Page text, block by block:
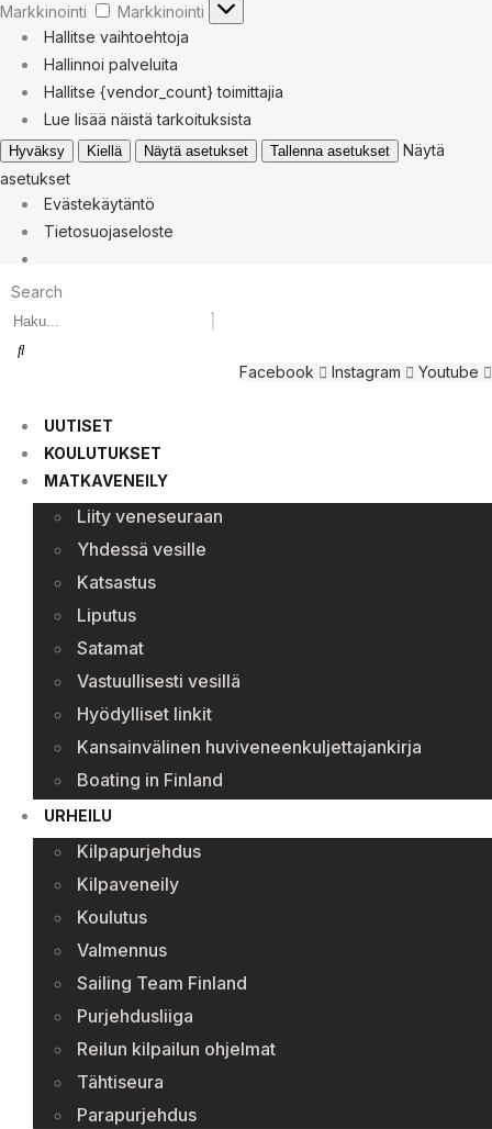
Markkinointi
Markkinointi
Hallitse vaihtoehtoja
Hallinnoi palveluita
Hallitse {vendor_count} toimittajia
Lue lisää näistä tarkoituksista
Hyväksy Kiellä Näytä asetukset Tallenna asetukset
Näytä
asetukset
Evästekäytäntö
Tietosuojaseloste
Search
Facebook Instagram Youtube
UUTISET
KOULUTUKSET
MATKAVENEILY
Liity veneseuraan
Yhdessä vesille
Katsastus
Liputus
Satamat
Vastuullisesti vesillä
Hyödylliset linkit
Kansainvälinen huviveneenkuljettajankirja
Boating in Finland
URHEILU
Kilpapurjehdus
Kilpaveneily
Koulutus
Valmennus
Sailing Team Finland
Purjehdusliiga
Reilun kilpailun ohjelmat
Tähtiseura
Parapurjehdus